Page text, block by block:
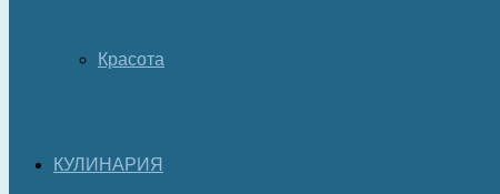
Красота
КУЛИНАРИЯ